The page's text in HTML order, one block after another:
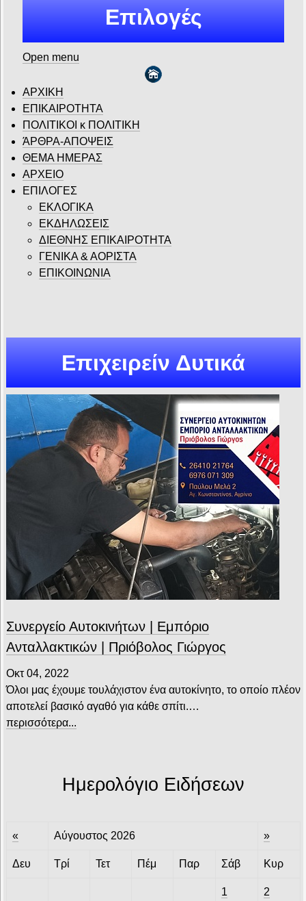
Επιλογές
Open menu
ΑΡΧΙΚΗ
ΕΠΙΚΑΙΡΟΤΗΤΑ
ΠΟΛΙΤΙΚΟΙ κ ΠΟΛΙΤΙΚΗ
ΆΡΘΡΑ-ΑΠΟΨΕΙΣ
ΘΕΜΑ ΗΜΕΡΑΣ
ΑΡΧΕΙΟ
ΕΠΙΛΟΓΕΣ
ΕΚΛΟΓΙΚΑ
ΕΚΔΗΛΩΣΕΙΣ
ΔΙΕΘΝΗΣ ΕΠΙΚΑΙΡΟΤΗΤΑ
ΓΕΝΙΚΑ & ΑΟΡΙΣΤΑ
ΕΠΙΚΟΙΝΩΝΙΑ
Επιχειρείν Δυτικά
Συνεργείο Αυτοκινήτων | Εμπόριο
Ανταλλακτικών | Πριόβολος Γιώργος
Οκτ 04, 2022
Όλοι μας έχουμε τουλάχιστον ένα αυτοκίνητο, το οποίο πλέον
αποτελεί βασικό αγαθό για κάθε σπίτι.…
περισσότερα...
Ημερολόγιο Ειδήσεων
« Αύγουστος 2026 »
Δευ Τρί Τετ Πέμ Παρ Σάβ Κυρ
1 2